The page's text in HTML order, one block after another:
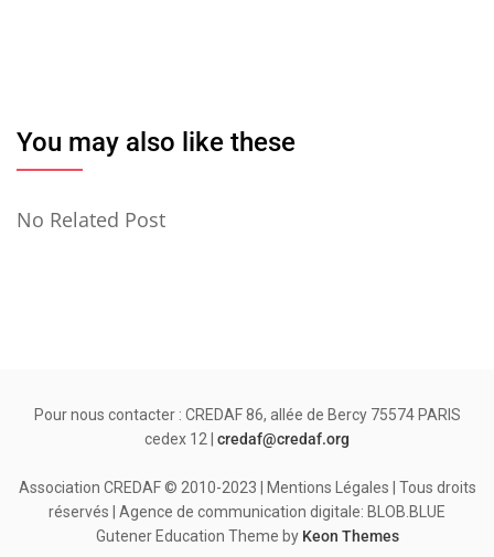
You may also like these
No Related Post
Pour nous contacter : CREDAF 86, allée de Bercy 75574 PARIS
cedex 12 | credaf@credaf.org
Association CREDAF © 2010-2023 | Mentions Légales | Tous droits
réservés | Agence de communication digitale: BLOB.BLUE
Gutener Education Theme by Keon Themes